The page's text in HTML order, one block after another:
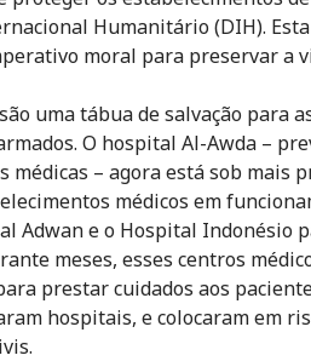
Humanitário (DIH).
moral para preservar a
uma tábua de salvação para
O hospital Al-Awda –
médicas – agora está sob mais
médicos em
Adwan e o Hospital Indonésio
meses, esses centros
prestar cuidados aos
hospitais, e colocaram em